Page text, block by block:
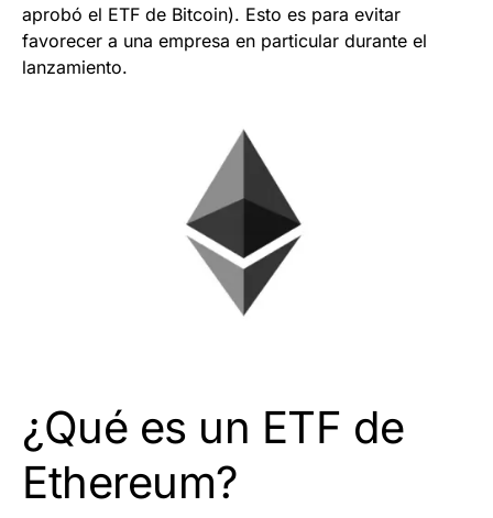
aprobó el ETF de Bitcoin). Esto es para evitar
favorecer a una empresa en particular durante el
lanzamiento.
¿Qué es un ETF de
Ethereum?